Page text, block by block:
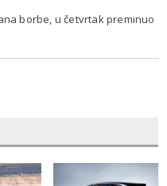
borbe, u četvrtak preminuo